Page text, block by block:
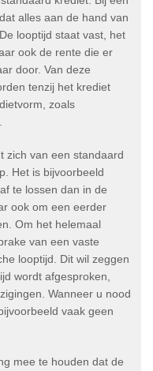
alles aan de hand van
looptijd staat vast, het
ook de rente die er
door. Van deze
tenzij het krediet
zoals
zich van een standaard
Het is bijvoorbeeld
te lossen dan in de
ook om een eerder
Om het helemaal
van een vaste
looptijd. Dit wil zeggen
wordt afgesproken,
Wanneer u nood
vaak geen
mee te houden dat de